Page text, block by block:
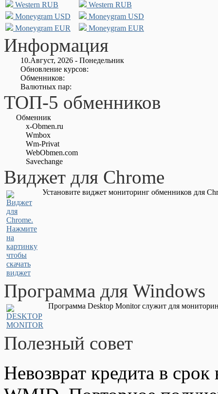
Western RUB
Western RUB
Moneygram USD
Moneygram USD
Moneygram EUR
Moneygram EUR
Информация
10.Август, 2026 - Понедельник
Обновление курсов:
Обменников:
Валютных пар:
ТОП-5 обменников
Обменник
x-Obmen.ru
Wmbox
Wm-Privat
WebObmen.com
Savechange
Виджет для Chrome
Установите виджет мониторинг обменников для
Программа для Windows
Программа Desktop Monitor служит для
Полезный совет
Невозврат кредита в